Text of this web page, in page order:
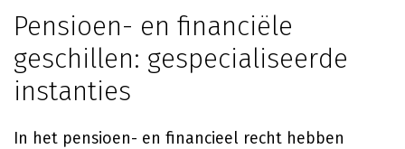
Pensioen- en financiële
geschillen: gespecialiseerde
instanties
In het pensioen- en financieel recht hebben